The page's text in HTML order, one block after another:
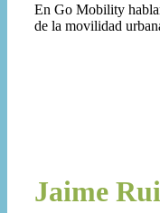
En Go Mobility
de la movilidad
Jaime